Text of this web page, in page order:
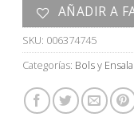
AÑADIR A
SKU: 006374745
Categorías: Bols y